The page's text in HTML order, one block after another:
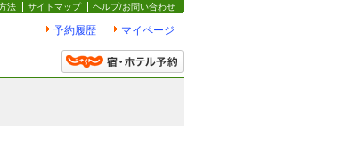
法 サイトマップ ヘルプ/お問い合わせ
マイページ
予約履歴